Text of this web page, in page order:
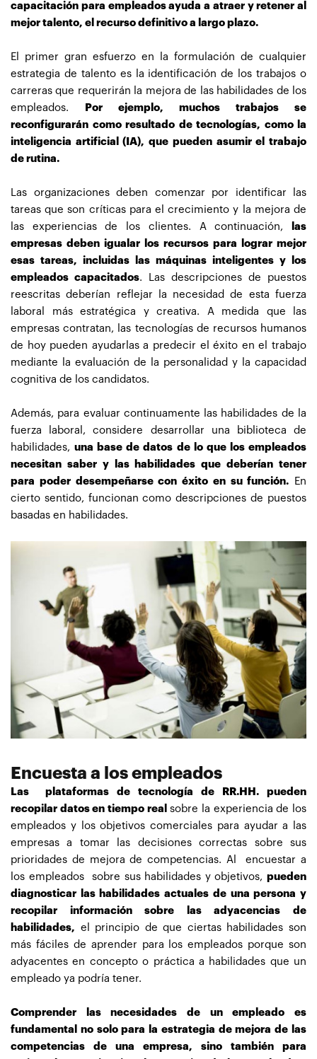
capacitación para empleados ayuda a atraer y retener al
mejor talento, el recurso definitivo a largo plazo.
El primer gran esfuerzo en la formulación de cualquier
estrategia de talento es la identificación de los trabajos o
carreras que requerirán la mejora de las habilidades de los
empleados.
Por ejemplo, muchos trabajos se
reconfigurarán como resultado de tecnologías, como la
inteligencia artificial (IA), que pueden asumir el trabajo
de rutina.
Las organizaciones deben comenzar por identificar las
tareas que son críticas para el crecimiento y la mejora de
las experiencias de los clientes. A continuación,
las
empresas deben igualar los recursos para lograr mejor
esas tareas, incluidas las máquinas inteligentes y los
empleados capacitados. Las descripciones de puestos
reescritas deberían reflejar la necesidad de esta fuerza
laboral más estratégica y creativa. A medida que las
empresas contratan, las tecnologías de recursos humanos
de hoy pueden ayudarlas a predecir el éxito en el trabajo
mediante la evaluación de la personalidad y la capacidad
cognitiva de los candidatos.
Además, para evaluar continuamente las habilidades de la
fuerza laboral, considere desarrollar una biblioteca de
habilidades,una base de datos de lo que los empleados
necesitan saber y las habilidades que deberían tener
para poder desempeñarse con éxito en su función. En
cierto sentido, funcionan como descripciones de puestos
basadas en habilidades.
Encuesta a los empleados
Las plataformas de tecnología de RR.HH. pueden
recopilar datos en tiempo real sobre la experiencia de los
empleados y los objetivos comerciales para ayudar a las
empresas a tomar las decisiones correctas sobre sus
prioridades de mejora de competencias. Al encuestar a
los empleados sobre sus habilidades y objetivos, pueden
diagnosticar las habilidades actuales de una persona y
recopilar información sobre las adyacencias de
habilidades, el principio de que ciertas habilidades son
más fáciles de aprender para los empleados porque son
adyacentes en concepto o práctica a habilidades que un
empleado ya podría tener.
Comprender las necesidades de un empleado es
fundamental no solo para la estrategia de mejora de las
competencias de una empresa, sino también para